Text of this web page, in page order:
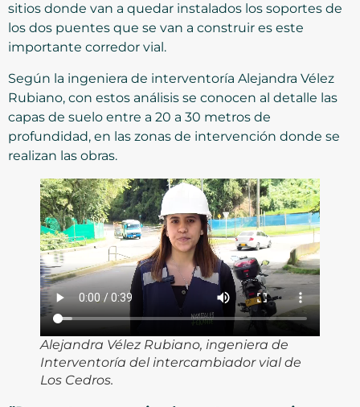
sitios donde van a quedar instalados los soportes de
los dos puentes que se van a construir es este
importante corredor vial.
Según la ingeniera de interventoría Alejandra Vélez
Rubiano, con estos análisis se conocen al detalle las
capas de suelo entre a 20 a 30 metros de
profundidad, en las zonas de intervención donde se
realizan las obras.
Alejandra Vélez Rubiano, ingeniera de
Interventoría del intercambiador vial de
Los Cedros.